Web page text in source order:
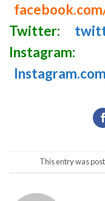
Twitter:
Instagram:
This entry was